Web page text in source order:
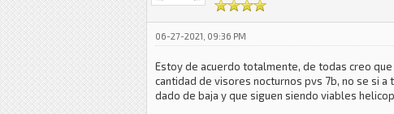
06-27-2021, 09:36 PM
Estoy de acuerdo totalmente, de todas creo
cantidad de visores nocturnos pvs 7b, no se si
dado de baja y que siguen siendo viables